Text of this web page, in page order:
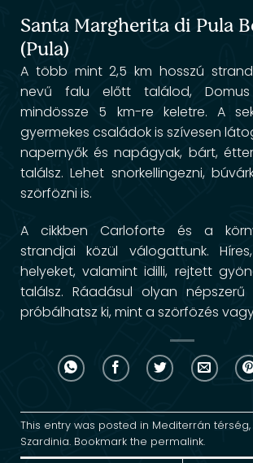
Santa Margherita di Pula
(Pula)
A több mint 2,5 km hosszú
nevű falu előtt találod,
mindössze 5 km-re keletre. A
gyermekes családok is szívesen
napernyők és napágyak, bárt,
találsz. Lehet snorkellingezni,
szörfözni is.
A cikkben Carloforte és a
strandjai közül válogattunk.
helyeket, valamint idilli, rejtett
találsz. Ráadásul olyan
próbálhatsz ki, mint a szörfözés
This entry was posted in Mediterrán térség,
Szardinia. Bookmark the permalink.